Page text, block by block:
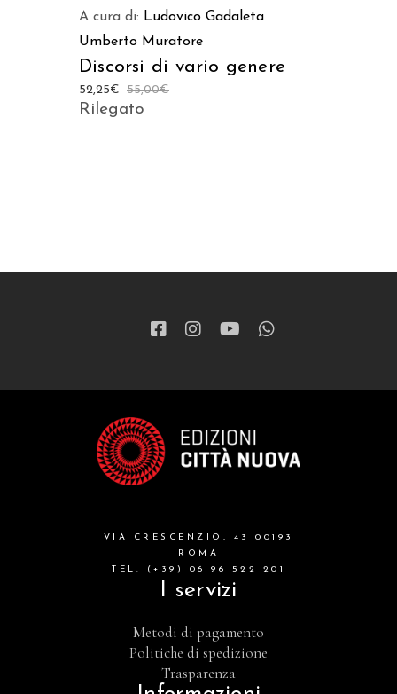
A cura di: Ludovico Gadaleta
Umberto Muratore
Discorsi di vario genere
55,00€
52,25€
Rilegato
VIA CRESCENZIO, 43 00193
ROMA
TEL. (+39) 06 96 522 201
I servizi
Metodi di pagamento
Politiche di spedizione
Trasparenza